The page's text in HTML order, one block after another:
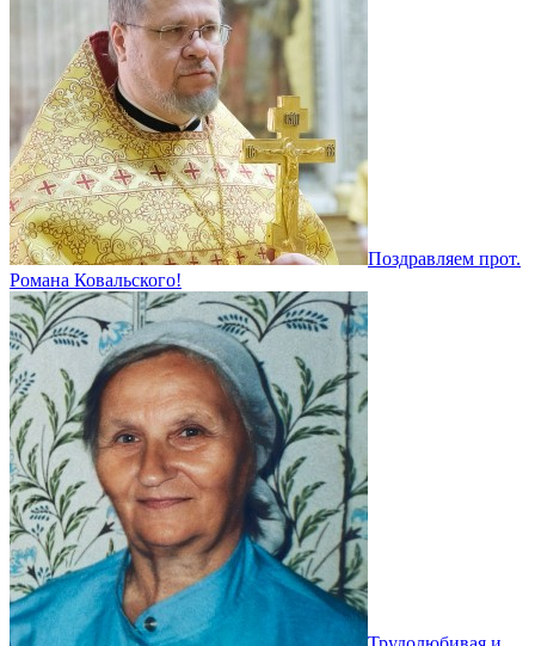
Поздравляем прот.
Романа Ковальского!